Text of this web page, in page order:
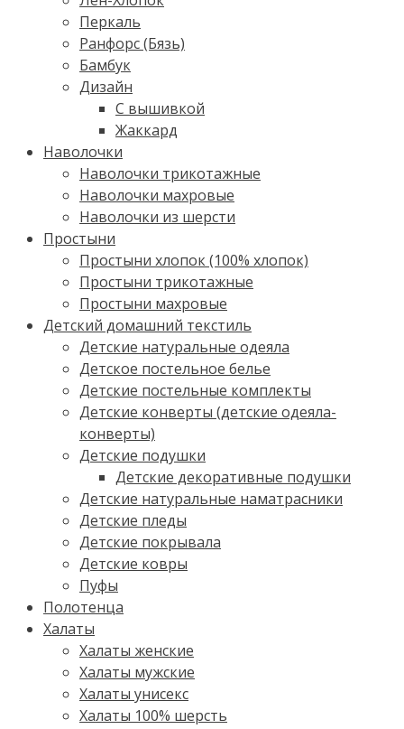
Перкаль
Ранфорс (Бязь)
Бамбук
Дизайн
С вышивкой
Жаккард
Наволочки
Наволочки трикотажные
Наволочки махровые
Наволочки из шерсти
Простыни
Простыни хлопок (100% хлопок)
Простыни трикотажные
Простыни махровые
Детский домашний текстиль
Детские натуральные одеяла
Детское постельное белье
Детские постельные комплекты
Детские конверты (детские одеяла-
конверты)
Детские подушки
Детские декоративные подушки
Детские натуральные наматрасники
Детские пледы
Детские покрывала
Детские ковры
Пуфы
Полотенца
Халаты
Халаты женские
Халаты мужские
Халаты унисекс
Халаты 100% шерсть